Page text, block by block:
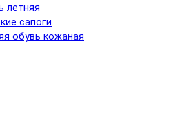
летняя
сапоги
обувь кожаная